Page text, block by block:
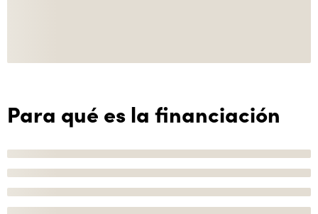
Para qué es la financiación